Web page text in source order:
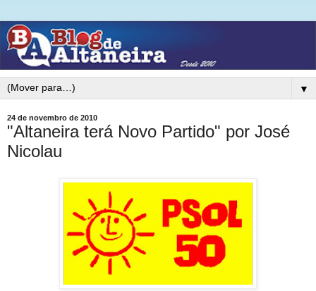
▼
24 de novembro de 2010
"Altaneira terá Novo Partido" por José
Nicolau